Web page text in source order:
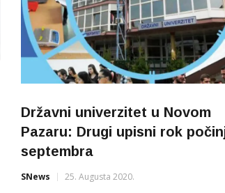
Državni univerzitet u Novom
Pazaru: Drugi upisni rok
septembra
SNews 25. Augusta 2020.